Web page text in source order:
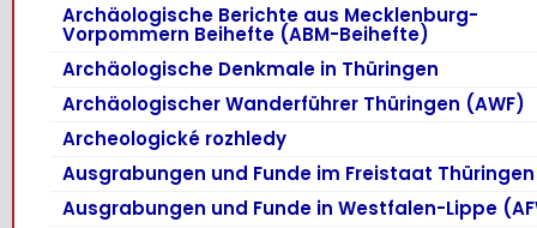
Archäologische Berichte aus Mecklenburg-
Vorpommern Beihefte (ABM-Beihefte)
Archäologische Denkmale in Thüringen
Archäologischer Wanderführer Thüringen (AWF)
Archeologické rozhledy
Ausgrabungen und Funde im Freistaat Thüringen
Ausgrabungen und Funde in Westfalen-Lippe